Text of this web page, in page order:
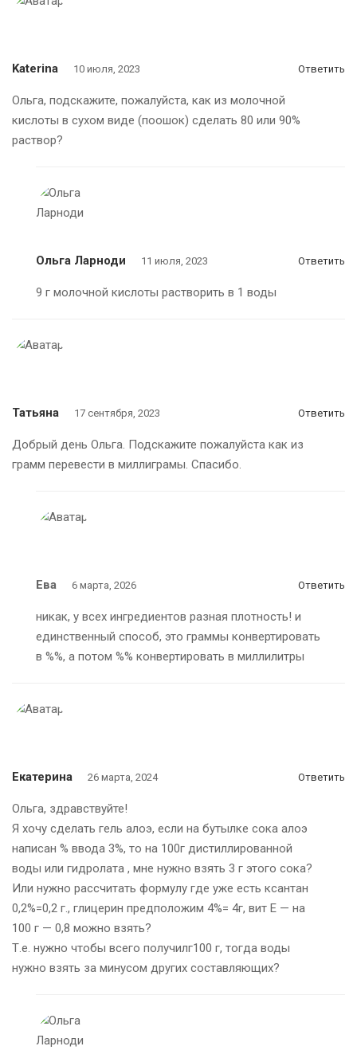
Katerina 10 июля, 2023 Ответить
Ольга, подскажите, пожалуйста, как из молочной
кислоты в сухом виде (поошок) сделать 80 или 90%
раствор?
Ольга Ларноди 11 июля, 2023 Ответить
9 г молочной кислоты растворить в 1 воды
Татьяна 17 сентября, 2023 Ответить
Добрый день Ольга. Подскажите пожалуйста как из
грамм перевести в миллиграмы. Спасибо.
Ева 6 марта, 2026 Ответить
никак, у всех ингредиентов разная плотность! и
единственный способ, это граммы конвертировать
в %%, а потом %% конвертировать в миллилитры
Екатерина 26 марта, 2024 Ответить
Ольга, здравствуйте!
Я хочу сделать гель алоэ, если на бутылке сока алоэ
написан % ввода 3%, то на 100г дистиллированной
воды или гидролата , мне нужно взять 3 г этого сока?
Или нужно рассчитать формулу где уже есть ксантан
0,2%=0,2 г., глицерин предположим 4%= 4г, вит Е — на
100 г — 0,8 можно взять?
Т.е. нужно чтобы всего получилг100 г, тогда воды
нужно взять за минусом других составляющих?